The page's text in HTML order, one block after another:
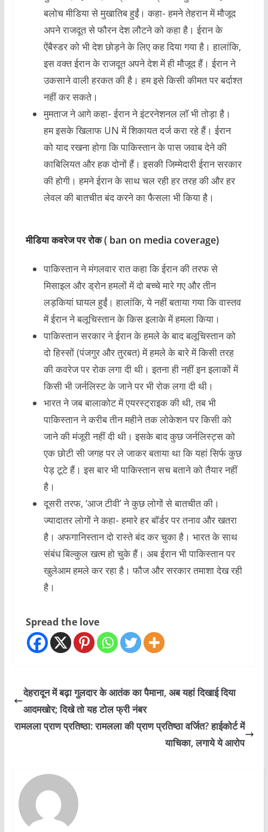
बलोच मीडिया से मुखातिब हुईं। कहा- हमने तेहरान में मौजूद
अपने राजदूत से फौरन देश लौटने को कहा है। ईरान के
ऐंबैस्डर को भी देश छोड़ने के लिए कह दिया गया है। हालांकि,
इस वक्त ईरान के राजदूत अपने देश में ही मौजूद हैं। ईरान ने
उकसाने वाली हरकत की है। हम इसे किसी कीमत पर बर्दाश्त
नहीं कर सकते।
मुमताज ने आगे कहा- ईरान ने इंटरनेशनल लॉ भी तोड़ा है।
हम इसके खिलाफ UN में शिकायत दर्ज करा रहे हैं। ईरान
को याद रखना होगा कि पाकिस्तान के पास जवाब देने की
काबिलियत और हक दोनों हैं। इसकी जिम्मेदारी ईरान सरकार
की होगी। हमने ईरान के साथ चल रही हर तरह की और हर
लेवल की बातचीत बंद करने का फैसला भी किया है।
मीडिया कवरेज पर रोक ( ban on media coverage)
पाकिस्तान ने मंगलवार रात कहा कि ईरान की तरफ से
मिसाइल और ड्रोन हमलों में दो बच्चे मारे गए और तीन
लड़कियां घायल हुईं। हालांकि, ये नहीं बताया गया कि वास्तव
में ईरान ने बलूचिस्तान के किस इलाके में हमला किया।
पाकिस्तान सरकार ने ईरान के हमले के बाद बलूचिस्तान को
दो हिस्सों (पंजगुर और तुरबत) में हमले के बारे में किसी तरह
की कवरेज पर रोक लगा दी थी। इतना ही नहीं इन इलाकों में
किसी भी जर्नलिस्ट के जाने पर भी रोक लगा दी थी।
भारत ने जब बालाकोट में एयरस्ट्राइक की थी, तब भी
पाकिस्तान ने करीब तीन महीने तक लोकेशन पर किसी को
जाने की मंजूरी नहीं दी थी। इसके बाद कुछ जर्नलिस्ट्स को
एक छोटी सी जगह पर ले जाकर बताया था कि यहां सिर्फ कुछ
पेड़ टूटे हैं। इस बार भी पाकिस्तान सच बताने को तैयार नहीं
है।
दूसरी तरफ, ‘आज टीवी’ ने कुछ लोगों से बातचीत की।
ज्यादातर लोगों ने कहा- हमारे हर बॉर्डर पर तनाव और खतरा
है। अफगानिस्तान दो रास्ते बंद कर चुका है। भारत के साथ
संबंध बिल्कुल खत्म हो चुके हैं। अब ईरान भी पाकिस्तान पर
खुलेआम हमले कर रहा है। फौज और सरकार तमाशा देख रही
है।
Spread the love
देहरादून में बढ़ा गुलदार के आतंक का पैमाना, अब यहां दिखाई दिया
आदमखोर; दिखे तो यह टोल फ्री नंबर
रामलला प्राण प्रतिष्ठा: रामलला की प्राण प्रतिष्ठा वर्जित? हाईकोर्ट में
याचिका, लगाये ये आरोप